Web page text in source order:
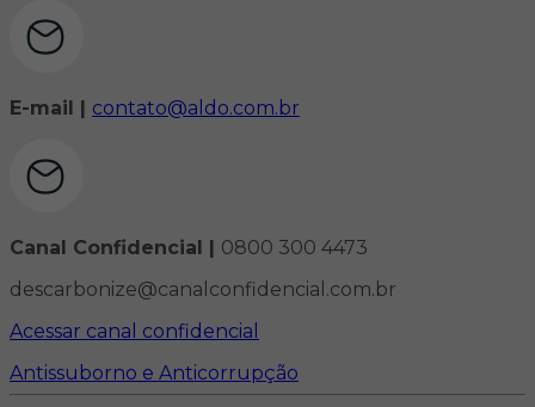
E-mail | contato@aldo.com.br
Canal Confidencial | 0800 300 4473
descarbonize@canalconfidencial.com.br
Acessar canal confidencial
Antissuborno e Anticorrupção